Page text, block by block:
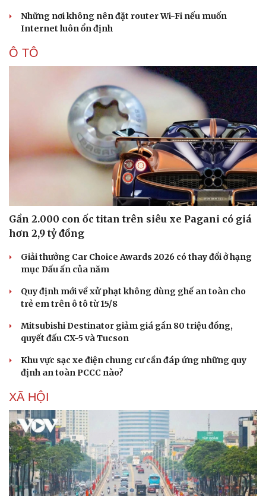
Tư vấn
Săn Tour
Câu chuyện thời sự
Kể chuyện cho bé
Những nơi không nên đặt router Wi-Fi nếu muốn
Internet luôn ổn định
Ô TÔ
Gần 2.000 con ốc titan trên siêu xe Pagani có giá
hơn 2,9 tỷ đồng
Giải thưởng Car Choice Awards 2026 có thay đổi ở hạng
mục Dấu ấn của năm
Quy định mới về xử phạt không dùng ghế an toàn cho
trẻ em trên ô tô từ 15/8
Mitsubishi Destinator giảm giá gần 80 triệu đồng,
quyết đấu CX-5 và Tucson
Khu vực sạc xe điện chung cư cần đáp ứng những quy
định an toàn PCCC nào?
XÃ HỘI